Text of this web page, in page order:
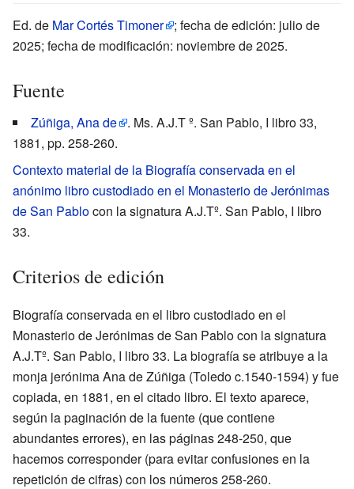
Ed. de Mar Cortés Timoner
; fecha de edición: julio de
2025; fecha de modificación: noviembre de 2025.
Fuente
Zúñiga, Ana de
. Ms. A.J.T º. San Pablo, I libro 33,
1881, pp. 258-260.
Contexto material de la Biografía conservada en el
anónimo libro custodiado en el Monasterio de Jerónimas
de San Pablocon la signatura A.J.Tº. San Pablo, I libro
33.
Criterios de edición
Biografía conservada en el libro custodiado en el
Monasterio de Jerónimas de San Pablo con la signatura
A.J.Tº. San Pablo, I libro 33. La biografía se atribuye a la
monja jerónima Ana de Zúñiga (Toledo c.1540-1594) y fue
copiada, en 1881, en el citado libro. El texto aparece,
según la paginación de la fuente (que contiene
abundantes errores), en las páginas 248-250, que
hacemos corresponder (para evitar confusiones en la
repetición de cifras) con los números 258-260.